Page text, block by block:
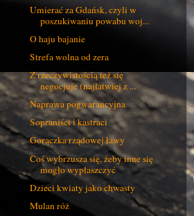
Umierać za Gdańsk, czyli w
poszukiwaniu powabu woj...
O haju bajanie
Strefa wolna od zera
Z rzeczywistością też się
negocjuje (najłatwiej z ...
Naprawa pogwarancyjna
Sopraniści i kastraci
Gorączka rządowej ławy
Coś wybrzusza się, żeby inne się
mogło wypłaszczyć
Dzieci kwiaty jako chwasty
Mulan róż